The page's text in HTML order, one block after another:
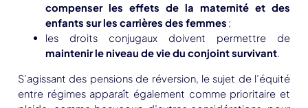
compenser les effets de la maternité et des
enfants sur les carrières des femmes ;
les droits conjugaux doivent permettre de
maintenir le niveau de vie du conjoint survivant.
S’agissant des pensions de réversion, le sujet de l’équité
entre régimes apparaît également comme prioritaire et